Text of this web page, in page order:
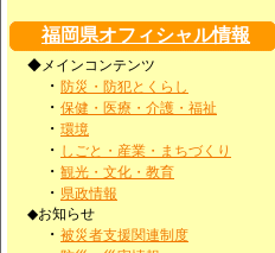
福岡県オフィシャル情報
◆メインコンテンツ
・ 防災・防犯とくらし
・ 保健・医療・介護・福祉
・ 環境
・ しごと・産業・まちづくり
・ 観光・文化・教育
・ 県政情報
◆お知らせ
・ 被災者支援関連制度